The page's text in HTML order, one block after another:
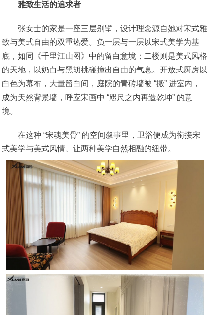
雅致生活的追求者
张女士的家是一座三层别墅，设计理念源自她对宋式雅
致与美式自由的双重热爱。负一层与一层以宋式美学为基
底，如同《千里江山图》中的留白意境；二楼则是美式风格
的天地，以奶白与黑胡桃碰撞出自由的气息。开放式厨房以
白色为幕布，大量留白间，庭院的青砖墙被 “搬” 进室内，
成为天然背景墙，呼应宋画中 “咫尺之内再造乾坤” 的意
境。
在这种 “宋魂美骨” 的空间叙事里，卫浴便成为衔接宋
式美学与美式风情、让两种美学自然相融的纽带。